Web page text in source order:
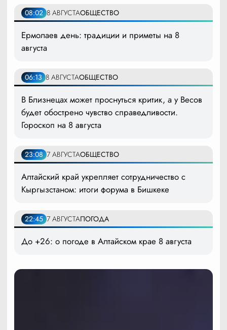
08:02 8 АВГУСТАОБЩЕСТВО
Ермолаев день: традиции и приметы на 8
августа
06:13 8 АВГУСТАОБЩЕСТВО
В Близнецах может проснуться критик, а у Весов
будет обострено чувство справедливости.
Гороскоп на 8 августа
23:08 7 АВГУСТАОБЩЕСТВО
Алтайский край укрепляет сотрудничество с
Кыргызстаном: итоги форума в Бишкеке
22:45 7 АВГУСТАПОГОДА
До +26: о погоде в Алтайском крае 8 августа